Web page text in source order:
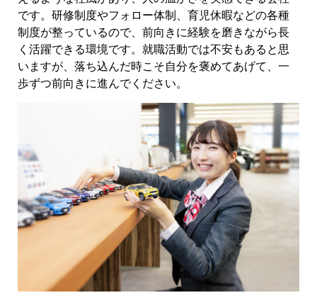
です。研修制度やフォロー体制、育児休暇などの各種
制度が整っているので、前向きに経験を磨きながら長
く活躍できる環境です。就職活動では不安もあると思
いますが、落ち込んだ時こそ自分を褒めてあげて、一
歩ずつ前向きに進んでください。